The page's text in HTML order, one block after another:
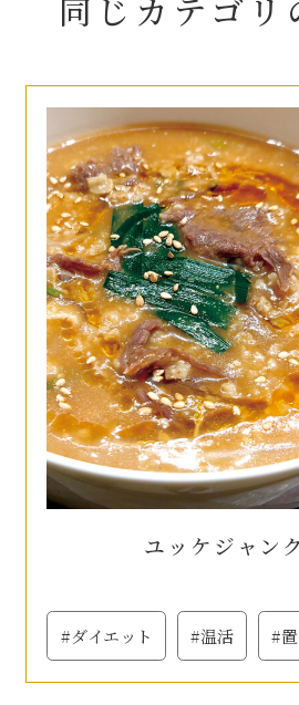
同じカテゴリ
ユッケジャン
#ダイエット #温活 #